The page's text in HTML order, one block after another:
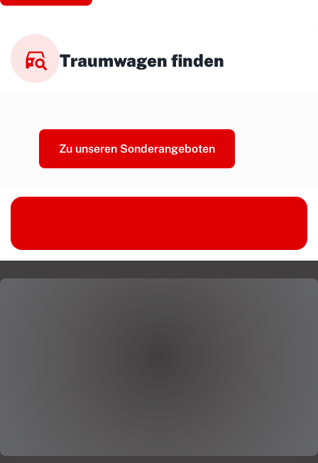
Traumwagen finden
Zu unseren Sonderangeboten